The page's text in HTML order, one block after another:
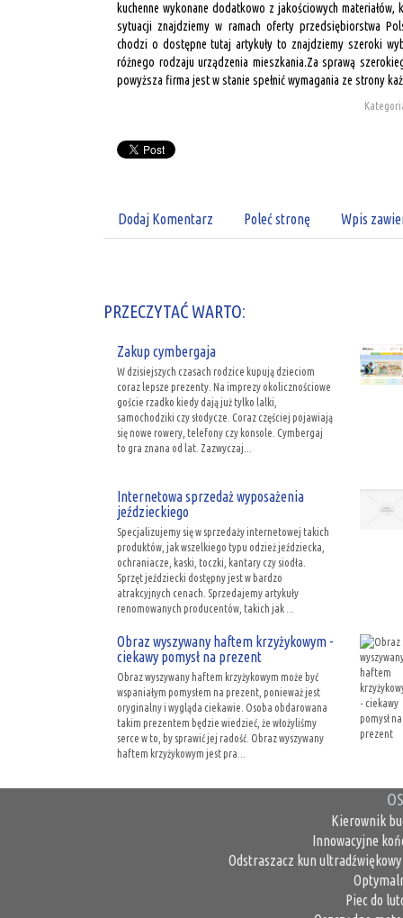
kuchenne wykonane dodatkowo z jakościowych
sytuacji znajdziemy w ramach oferty przedsiębiorstwa
chodzi o dostępne tutaj artykuły to znajdziemy szeroki
różnego rodzaju urządzenia mieszkania.Za sprawą
powyższa firma jest w stanie spełnić wymagania ze strony
Dodaj Komentarz Poleć stronę Wpis
PRZECZYTAĆ WARTO:
Zakup cymbergaja
W dzisiejszych czasach rodzice kupują dzieciom
coraz lepsze prezenty. Na imprezy okolicznościowe
goście rzadko kiedy dają już tylko lalki,
samochodziki czy słodycze. Coraz częściej pojawiają
się nowe rowery, telefony czy konsole. Cymbergaj
to gra znana od lat. Zazwyczaj...
Internetowa sprzedaż wyposażenia
jeździeckiego
Specjalizujemy się w sprzedaży internetowej takich
produktów, jak wszelkiego typu odzież jeździecka,
ochraniacze, kaski, toczki, kantary czy siodła.
Sprzęt jeździecki dostępny jest w bardzo
atrakcyjnych cenach. Sprzedajemy artykuły
renomowanych producentów, takich jak ...
Obraz wyszywany haftem krzyżykowym -
ciekawy pomysł na prezent
Obraz wyszywany haftem krzyżykowym może być
wspaniałym pomysłem na prezent, ponieważ jest
oryginalny i wygląda ciekawie. Osoba obdarowana
takim prezentem będzie wiedzieć, że włożyliśmy
serce w to, by sprawić jej radość. Obraz wyszywany
haftem krzyżykowym jest pra...
Kierownik
Innowacyjne
Odstraszacz kun
Piec do